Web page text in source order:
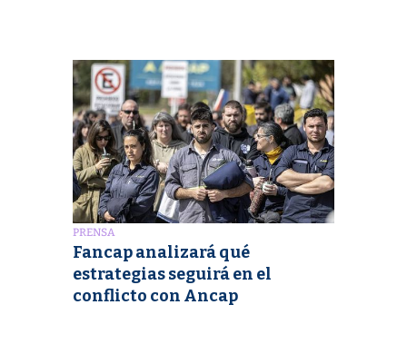
PRENSA
Fancap analizará qué
estrategias seguirá en el
conflicto con Ancap